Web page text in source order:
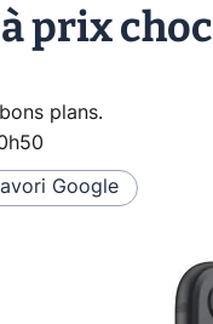
prix choc
plans.
Google